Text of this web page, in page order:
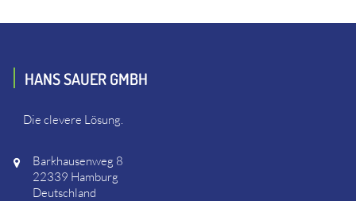
HANS SAUER GMBH
Die clevere Lösung.
Barkhausenweg 8
22339 Hamburg
Deutschland